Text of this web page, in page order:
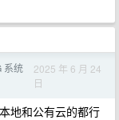
系统
2025 年 6 月 24
日
地和公有云的都行